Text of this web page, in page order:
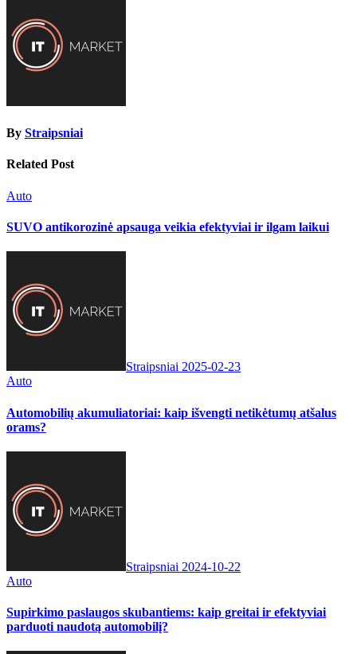
By Straipsniai
Related Post
Auto
SUVO antikorozinė apsauga veikia efektyviai ir ilgam laikui
Straipsniai 2025-02-23
Auto
Automobilių akumuliatoriai: kaip išvengti netikėtumų atšalus
orams?
Straipsniai 2024-10-22
Auto
Supirkimo paslaugos skubantiems: kaip greitai ir efektyviai
parduoti naudotą automobilį?